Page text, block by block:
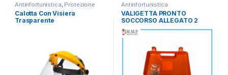
Antinfortunistica Protezione
Testa e viso
Calotta Con Visiera
Trasparente
Antinfortunistica
VALIGETTA PRONTO
SOCCORSO ALLEGATO 2